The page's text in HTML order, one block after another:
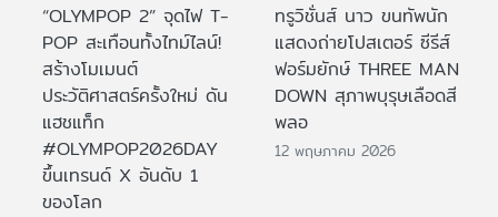
“OLYMPOP 2” จุดไฟ T-
POP สะเทือนทั้งไทม์ไลน์!
สร้างโมเมนต์
ประวัติศาสตร์ครั้งใหม่ ดัน
แฮชแท็ก
#OLYMPOP2026DAY
ขึ้นเทรนด์ X อันดับ 1
ของโลก
ทรูวิชั่นส์ นาว ขนทัพนัก
แสดงถ่ายโปสเตอร์ ซีรีส์
ฟอร์มยักษ์ THREE MAN
DOWN สุภาพบุรุษเลือดสี
พลอ
12 พฤษภาคม 2026